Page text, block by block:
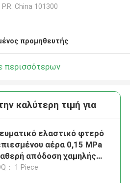
China 101300
προμηθευτής
περισσότερων
καλύτερη τιμή για
ελαστικό φτερό
αέρα 0,15 MPa
απόδοση χαμηλής
： 1 Piece